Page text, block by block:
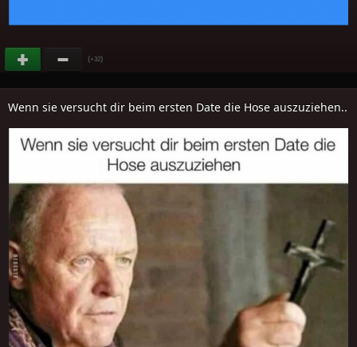
(+32)
Wenn sie versucht dir beim ersten Date die Hose auszuziehen..